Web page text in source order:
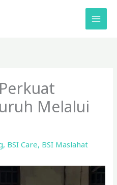
Melalui
, BSI Care, BSI Maslahat